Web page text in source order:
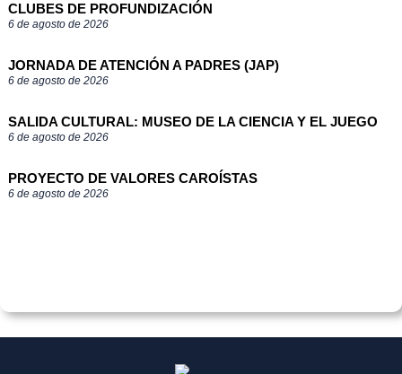
CLUBES DE PROFUNDIZACIÓN
6 de agosto de 2026
JORNADA DE ATENCIÓN A PADRES (JAP)
6 de agosto de 2026
SALIDA CULTURAL: MUSEO DE LA CIENCIA Y EL JUEGO
6 de agosto de 2026
PROYECTO DE VALORES CAROÍSTAS
6 de agosto de 2026